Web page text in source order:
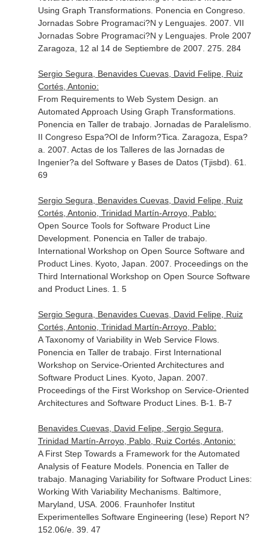
Using Graph Transformations. Ponencia en Congreso.
Jornadas Sobre Programaci?N y Lenguajes. 2007. VII
Jornadas Sobre Programaci?N y Lenguajes. Prole 2007
Zaragoza, 12 al 14 de Septiembre de 2007. 275. 284
Sergio Segura, Benavides Cuevas, David Felipe, Ruiz
Cortés, Antonio:
From Requirements to Web System Design. an
Automated Approach Using Graph Transformations.
Ponencia en Taller de trabajo. Jornadas de Paralelismo.
II Congreso Espa?Ol de Inform?Tica. Zaragoza, Espa?
a. 2007. Actas de los Talleres de las Jornadas de
Ingenier?a del Software y Bases de Datos (Tjisbd). 61.
69
Sergio Segura, Benavides Cuevas, David Felipe, Ruiz
Cortés, Antonio, Trinidad Martín-Arroyo, Pablo:
Open Source Tools for Software Product Line
Development. Ponencia en Taller de trabajo.
International Workshop on Open Source Software and
Product Lines. Kyoto, Japan. 2007. Proceedings on the
Third International Workshop on Open Source Software
and Product Lines. 1. 5
Sergio Segura, Benavides Cuevas, David Felipe, Ruiz
Cortés, Antonio, Trinidad Martín-Arroyo, Pablo:
A Taxonomy of Variability in Web Service Flows.
Ponencia en Taller de trabajo. First International
Workshop on Service-Oriented Architectures and
Software Product Lines. Kyoto, Japan. 2007.
Proceedings of the First Workshop on Service-Oriented
Architectures and Software Product Lines. B-1. B-7
Benavides Cuevas, David Felipe, Sergio Segura,
Trinidad Martín-Arroyo, Pablo, Ruiz Cortés, Antonio:
A First Step Towards a Framework for the Automated
Analysis of Feature Models. Ponencia en Taller de
trabajo. Managing Variability for Software Product Lines:
Working With Variability Mechanisms. Baltimore,
Maryland, USA. 2006. Fraunhofer Institut
Experimentelles Software Engineering (Iese) Report N?
152.06/e. 39. 47